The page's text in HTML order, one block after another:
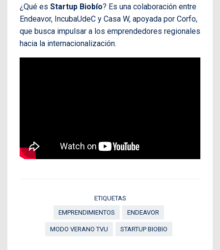
¿Qué es Startup Biobío? Es una colaboración entre
Endeavor, IncubaUdeC y Casa W, apoyada por Corfo,
que busca impulsar a los emprendedores regionales
hacia la internacionalización.
ETIQUETAS
EMPRENDIMIENTOS
ENDEAVOR
MODO VERANO TVU STARTUP BIOBIO